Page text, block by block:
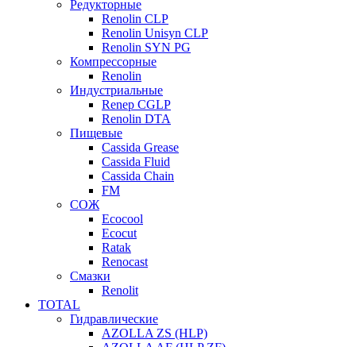
Редукторные
Renolin CLP
Renolin Unisyn CLP
Renolin SYN PG
Компрессорные
Renolin
Индустриальные
Renep CGLP
Renolin DTA
Пищевые
Cassida Grease
Cassida Fluid
Cassida Chain
FM
СОЖ
Ecocool
Ecocut
Ratak
Renocast
Смазки
Renolit
TOTAL
Гидравлические
AZOLLA ZS (HLP)